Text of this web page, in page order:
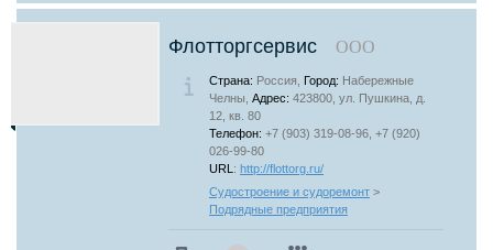
Флотторгсервис ООО
Страна: Россия, Город: Набережные
Челны, Адрес: 423800, ул. Пушкина, д.
12, кв. 80
Телефон: +7 (903) 319-08-96, +7 (920)
026-99-80
URL : http://flottorg.ru/
Судостроение и судоремонт >
Подрядные предприятия